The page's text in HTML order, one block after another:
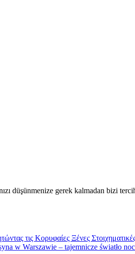
düşünmenize gerek kalmadan bizi
τις Κορυφαίες Ξένες
w Warszawie – tajemnicze światło